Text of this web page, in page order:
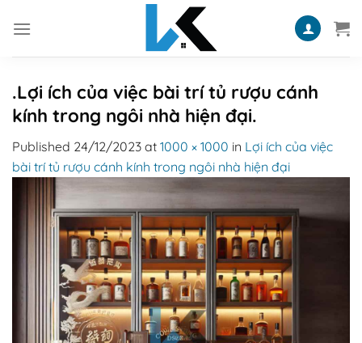
.Lợi ích của việc bài trí tủ rượu cánh
kính trong ngôi nhà hiện đại.
Published 24/12/2023 at 1000 × 1000 in Lợi ích của việc
bài trí tủ rượu cánh kính trong ngôi nhà hiện đại